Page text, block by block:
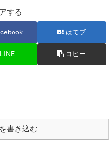
する
はてブ
LINE コピー
書き込む